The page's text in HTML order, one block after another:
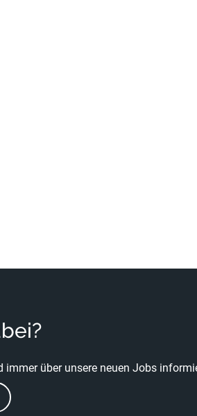
immer über unsere neuen Jobs